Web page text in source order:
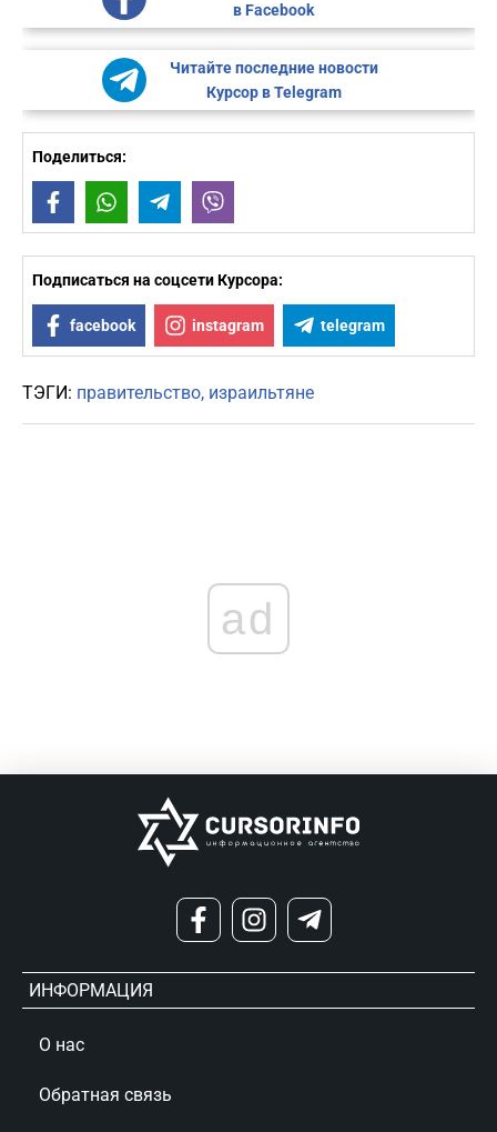
в Facebook
Читайте последние новости
Курсор в Telegram
Поделиться:
FacebookWhatsAppTelegram
Подписаться на соцсети Курсора:
facebook instagram telegram
ТЭГИ: правительство израильтяне
ad
ИНФОРМАЦИЯ
О нас
Обратная связь